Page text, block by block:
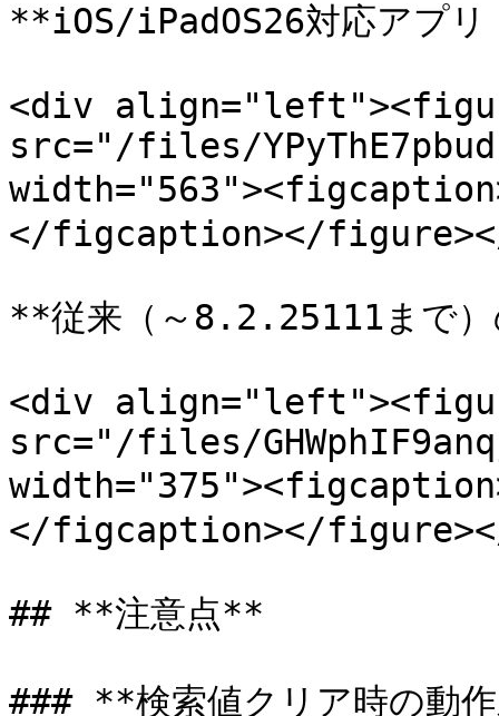
**iOS/iPadOS26対応アプ
<div
src="/files/
</figcaption></
**従来（～8.2.25111まで
<div
src="/files/
</figcaption></
## **注意点**
### **検索値クリア時の動